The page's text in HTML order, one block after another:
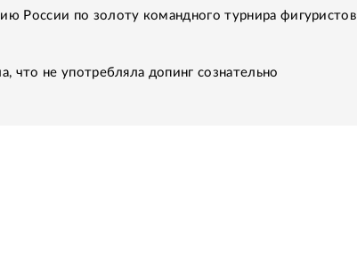
России по золоту командного турнира фигуристов
что не употребляла допинг сознательно